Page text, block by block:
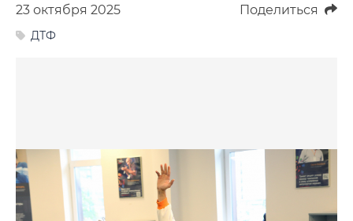
Корпоративные издания
Контакты для СМИ
23 октября 2025 Поделиться
ДТФ